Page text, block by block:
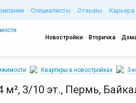
Специалисты Отзывы Карьера
Новостройки Вторичка
Квартиры в новостройках 3-
м², 3/10 эт., Пермь,